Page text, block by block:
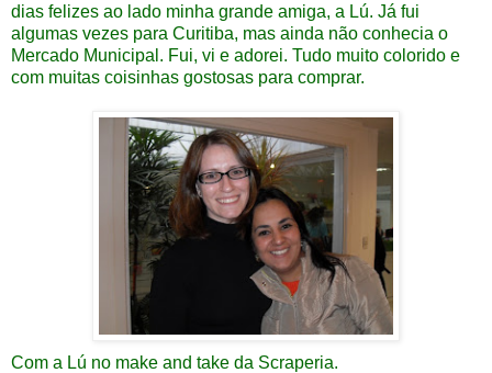
dias felizes ao lado minha grande amiga, a Lú. Já fui
algumas vezes para Curitiba, mas ainda não conhecia o
Mercado Municipal. Fui, vi e adorei. Tudo muito colorido e
com muitas coisinhas gostosas para comprar.
Com a Lú no make and take da Scraperia.